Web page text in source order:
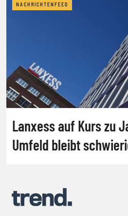
NACHRICHTENFEED
Lanxess auf Kurs zu
Umfeld bleibt